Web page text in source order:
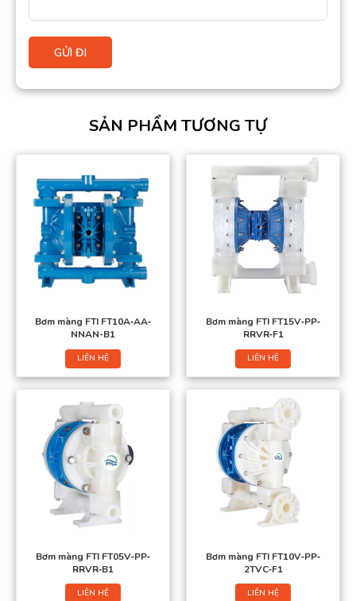
SẢN PHẨM TƯƠNG TỰ
Bơm màng FTI FT10A‐AA‐
NNAN-B1
LIÊN HỆ
Bơm màng FTI FT15V‐PP‐
RRVR‐F1
LIÊN HỆ
Bơm màng FTI FT05V‐PP‐
RRVR‐B1
LIÊN HỆ
Bơm màng FTI FT10V‐PP‐
2TVC‐F1
LIÊN HỆ